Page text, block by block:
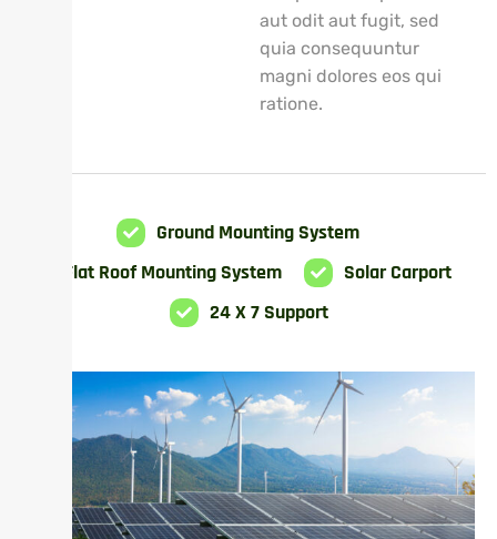
aut odit aut fugit, sed
quia consequuntur
magni dolores eos qui
ratione.
Ground Mounting System
Flat Roof Mounting System
Solar Carport
24 X 7 Support